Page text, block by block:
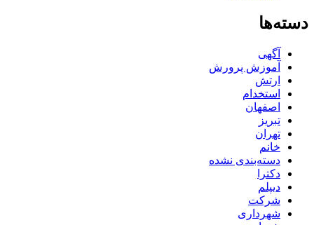
دسته‌ها
آگهی
آموزش پرورش
ارتش
استخدام
اصفهان
تبریز
تهران
خانم
دسته‌بندی نشده
دکترا
دیپلم
شرکت
شهرداری